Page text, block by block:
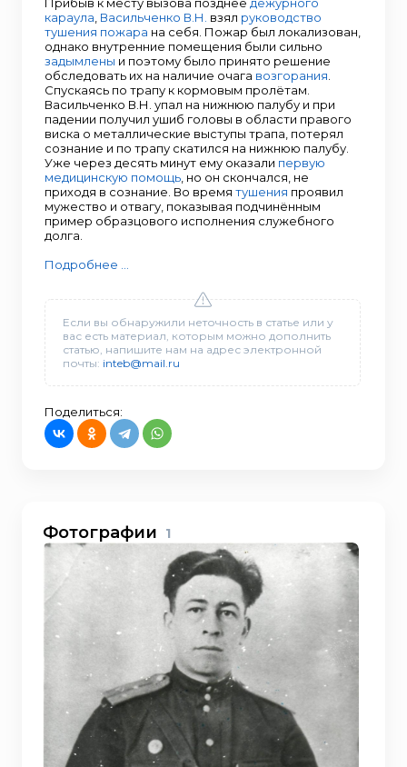
караула Васильченко В.Н. взял руководство
тушения пожара на себя. Пожар был локализован,
однако внутренние помещения были сильно
задымлены и поэтому было принято решение
обследовать их на наличие очага возгорания
Спускаясь по трапу к кормовым пролётам.
Васильченко В.Н. упал на нижнюю палубу и при
падении получил ушиб головы в области правого
виска о металлические выступы трапа, потерял
сознание и по трапу скатился на нижнюю палубу.
Уже через десять минут ему оказали первую
медицинскую помощь , но он скончался, не
приходя в сознание. Во время тушения проявил
мужество и отвагу, показывая подчинённым
пример образцового исполнения служебного
долга.
Подробнее ...
Если вы обнаружили неточность в статье или у
вас есть материал, которым можно дополнить
статью, напишите нам на адрес электронной
почты: inteb@mail.ru
Поделиться:
Фотографии 1